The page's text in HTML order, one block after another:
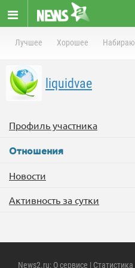
Лучшее Хорошее
liquidvae
Профиль участника
Отношения
Новости
Активность за сутки
News2.ru: О сервисе | Статистика